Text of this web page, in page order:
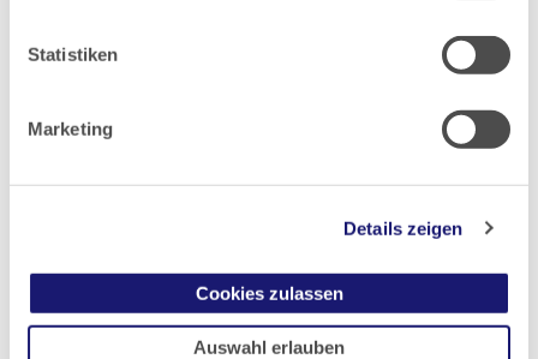
Statistiken
Marketing
Details zeigen
Cookies zulassen
Auswahl erlauben
PDF Download